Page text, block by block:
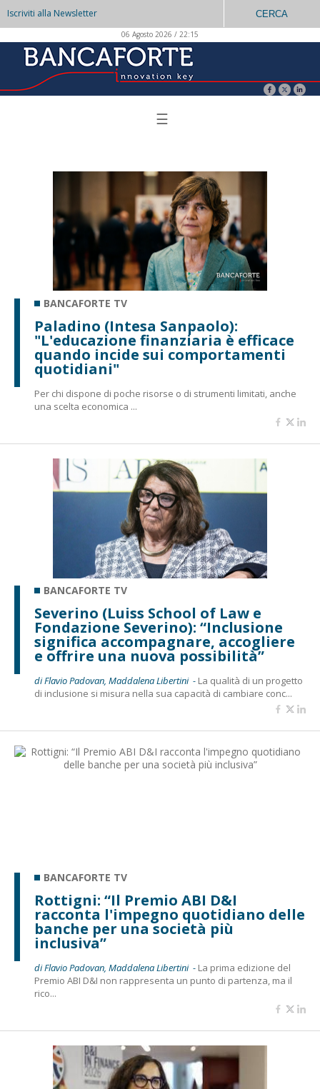
Iscriviti alla Newsletter CERCA
06 Agosto 2026 / 22:15
☰
BANCAFORTE TV
Paladino (Intesa Sanpaolo):
"L'educazione finanziaria è efficace
quando incide sui comportamenti
quotidiani"
Per chi dispone di poche risorse o di strumenti limitati, anche
una scelta economica ...
BANCAFORTE TV
Severino (Luiss School of Law e
Fondazione Severino): “Inclusione
significa accompagnare, accogliere
e offrire una nuova possibilità”
di Flavio Padovan, Maddalena Libertini - La qualità di un progetto
di inclusione si misura nella sua capacità di cambiare conc...
BANCAFORTE TV
Rottigni: “Il Premio ABI D&I
racconta l'impegno quotidiano delle
banche per una società più
inclusiva”
di Flavio Padovan, Maddalena Libertini - La prima edizione del
Premio ABI D&I non rappresenta un punto di partenza, ma il
rico...